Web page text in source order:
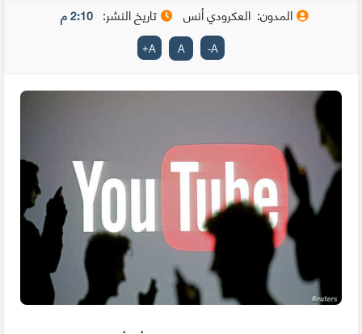
المدون: العكرودي أنس تاريخ النشر: 2:10 م
A
-
A
A
+